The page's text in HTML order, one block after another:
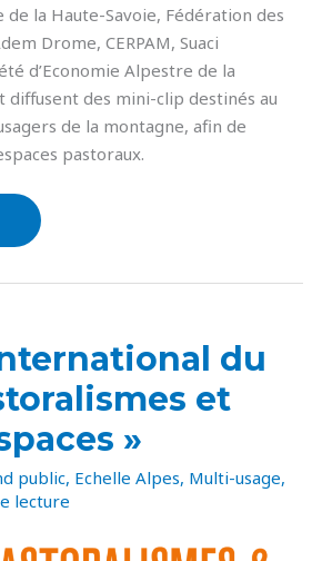
de la Haute-Savoie, Fédération des
Drome, CERPAM, Suaci
d’Economie Alpestre de la
diffusent des mini-clip destinés au
de la montagne, afin de
pastoraux.
du
et
»
public, Echelle Alpes, Multi-usage,
lecture